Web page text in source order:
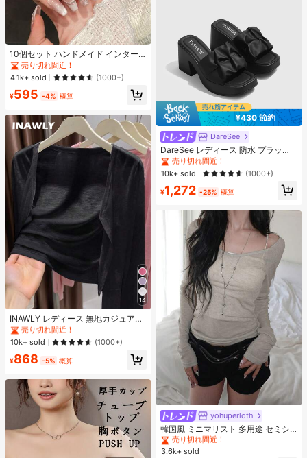
10個セット ハンドメイド インター
ネットセレブリティ優しいラインス
トーンラティスフレンチフォークフ
ァックスパールピンクキャットアイ
ボウ偽ネイル プレスオンネイル ネイ
ルサプライ ハンドメイドプレスオン
売り切れ間近！
4.1k+ sold
(1000+)
¥595 -4% 概算
14
INAWLY レディース 無地カジュアル
薄手カーディガン、春夏用
#1 ベストセラー
売り切れ間近！
#1 ベストセラー
売り切れ間近！
#1 ベストセラー
売り切れ間近！
#1 ベストセラー
売り切れ間近！
10k+ sold (1000+)
¥868 -5% 概算
¥430 節約
DareSee
DareSee レディース 防水 プラット
フォーム 厚底サンダル オープントゥ
スリッポンシューズ 夏新作 チャンキ
ーハイヒール Y2Kスタイル 通学向け
#1 ベストセラー
売り切れ間近！
#1 ベストセラー
売り切れ間近！
#1 ベストセラー
売り切れ間近！
#1 ベストセラー
売り切れ間近！
10k+ sold (1000+)
¥1,272 -25% 概算
yohuperloth
韓国風 ミニマリスト 多用途 セミシ
アー Vネック 長袖Tシャツ カジュア
ル
#1 ベストセラー
売り切れ間近！
#1 ベストセラー
売り切れ間近！
#1 ベストセラー
売り切れ間近！
3.6k+ sold